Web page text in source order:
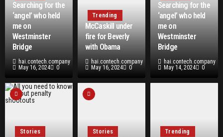
Searching for the
‘angel’ who held
me on
Westminster
Bridge
hai.contech.company
May 16, 2024
0
Trending
McCaskill under
fire for Beverly
with Obama
hai.contech.company
May 16, 2024
0
Searching for the
‘angel’ who held
me on
Westminster
Bridge
hai.contech.company
May 14, 2024
0
Stories Stories Trending